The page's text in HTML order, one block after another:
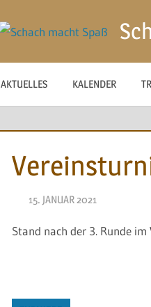
AKTUELLES KALENDER
15. JANUAR 2021
Stand nach der 3. Runde